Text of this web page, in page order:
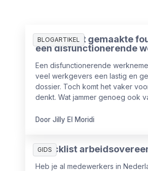
BLOGARTIKEL
De 3 meest gemaakte
een disfunctionerende
Een disfunctionerende
veel werkgevers een lastig en
dossier. Toch komt het vaker
denkt. Wat jammer genoeg ook
gemaakt in de aanpak ervan.
meebrengen. In dit artikel delen
Door Jilly El Moridi
GIDS
Checklist
Heb je al medewerkers in